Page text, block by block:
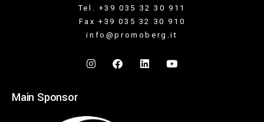
Tel. +39 035 32 30 911
Fax +39 035 32 30 910
info@promoberg.it
Main Sponsor